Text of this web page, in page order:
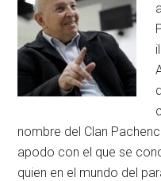
nombre del Clan
apodo con el que se
quien en el mundo del